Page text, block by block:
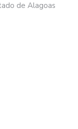
de Alagoas